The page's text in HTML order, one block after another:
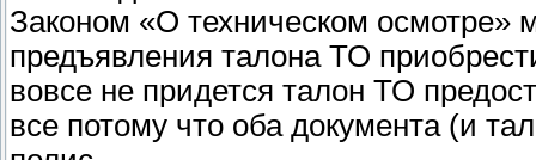
Законом «О техническом
предъявления талона ТО
вовсе не придется талон ТО
все потому что оба документа (и